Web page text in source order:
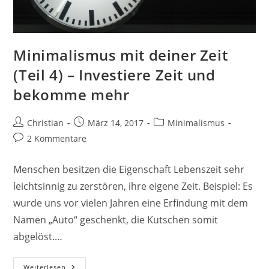
Minimalismus mit deiner Zeit
(Teil 4) – Investiere Zeit und
bekomme mehr
Beitrags-
Autor:
Christian
Beitrag
veröffentlicht:
März 14, 2017
Beitrags-
Minimalismus
Beitrags-
2 Kommentare
Menschen besitzen die Eigenschaft Lebenszeit sehr
leichtsinnig zu zerstören, ihre eigene Zeit. Beispiel: Es
wurde uns vor vielen Jahren eine Erfindung mit dem
Namen „Auto“ geschenkt, die Kutschen somit
abgelöst.…
Weiterlesen